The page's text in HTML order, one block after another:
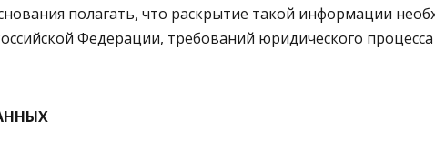
полагать, что раскрытие такой информации
Федерации, требований юридического